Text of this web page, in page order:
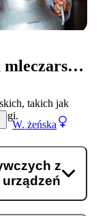
W. żeńska
Specjalista przetwórstwa mleczarskiego
takich jak
z